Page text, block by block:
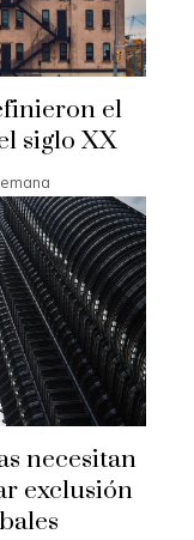
el
siglo XX
necesitan
exclusión